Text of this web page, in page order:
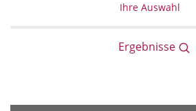
Ihre Auswahl
Ergebnisse